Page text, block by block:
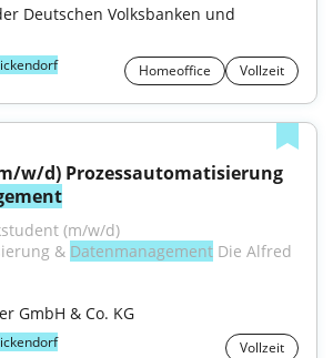
Deutschen Volksbanken und
Homeoffice Vollzeit
w/d) Prozessautomatisierung
(m/w/d)
& Datenmanagement Die Alfred
GmbH & Co. KG
Vollzeit